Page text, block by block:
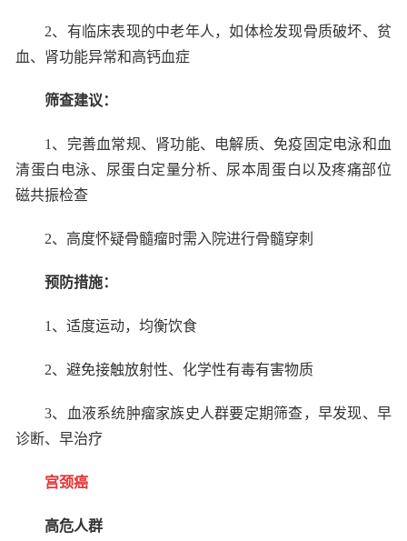
2、有临床表现的中老年人，如体检发现骨质破坏、贫
血、肾功能异常和高钙血症
筛查建议：
1 、完善血常规、肾功能、电解质、免疫固定电泳和血
清蛋白电泳、尿蛋白定量分析、尿本周蛋白以及疼痛部位
磁共振检查
2、高度怀疑骨髓瘤时需入院进行骨髓穿刺
预防措施：
1 、适度运动，均衡饮食
2、避免接触放射性、化学性有毒有害物质
3、血液系统肿瘤家族史人群要定期筛查，早发现、早
诊断、早治疗
宫颈癌
高危人群